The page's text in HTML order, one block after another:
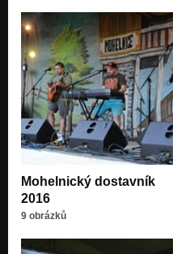
Mohelnický dostavník
2016
9 obrázků